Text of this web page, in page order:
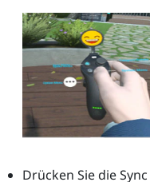
Drücken Sie dieSync